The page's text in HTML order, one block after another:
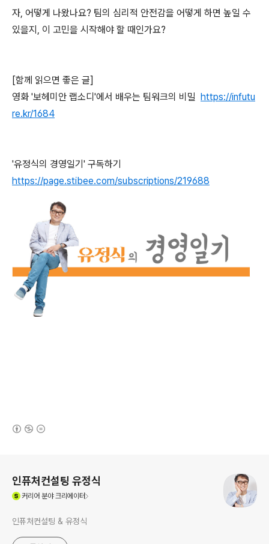
자, 어떻게 나왔나요? 팀의 심리적 안전감을 어떻게 하면 높일 수
있을지, 이 고민을 시작해야 할 때인가요?
[함께 읽으면 좋은 글]
영화 '보헤미안 랩소디'에서 배우는 팀워크의 비밀 https://infutu
re.kr/1684
'유정식의 경영일기' 구독하기
https://page.stibee.com/subscriptions/219688
인퓨처컨설팅 유정식
커리어 분야 크리에이터
인퓨처컨설팅 & 유정식